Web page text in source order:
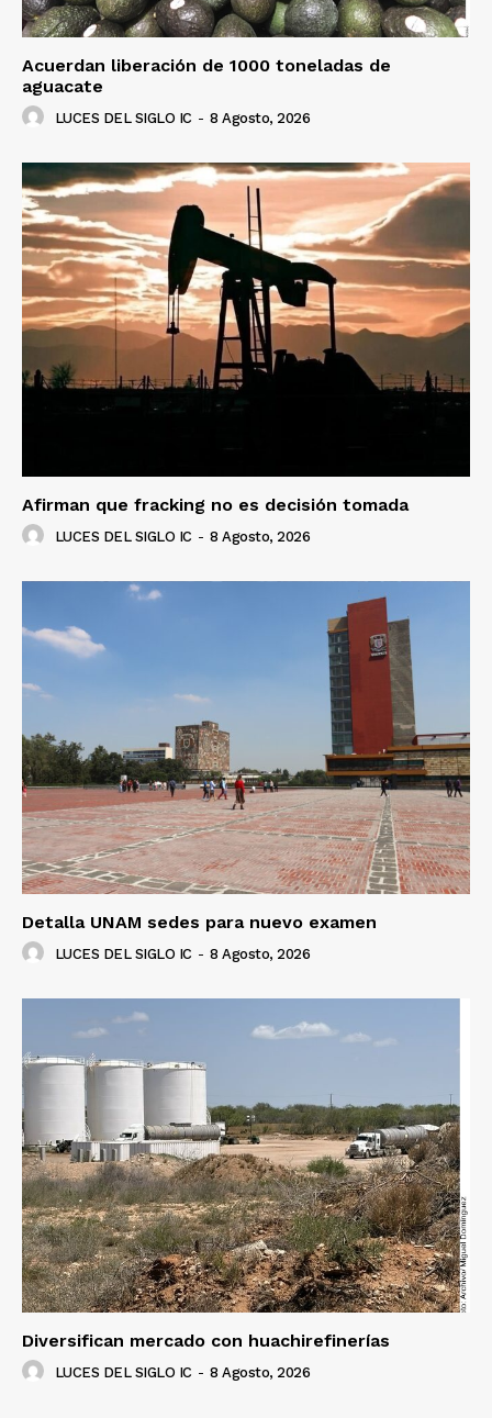
Acuerdan liberación de 1000 toneladas de
aguacate
LUCES DEL SIGLO IC - 8 Agosto, 2026
Afirman que fracking no es decisión tomada
LUCES DEL SIGLO IC - 8 Agosto, 2026
Detalla UNAM sedes para nuevo examen
LUCES DEL SIGLO IC - 8 Agosto, 2026
Diversifican mercado con huachirefinerías
LUCES DEL SIGLO IC - 8 Agosto, 2026